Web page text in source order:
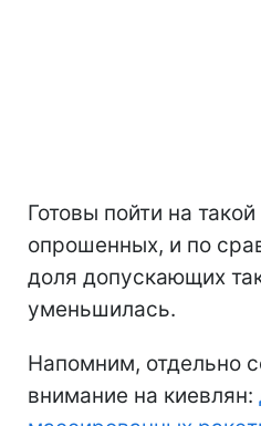
Готовы пойти на
опрошенных, и по
доля допускающих
уменьшилась.
Напомним, отдельно
внимание на киевлян: